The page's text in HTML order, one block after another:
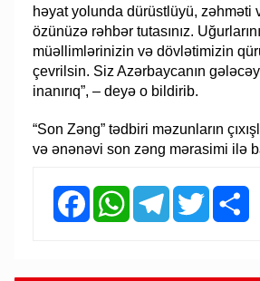
həyat yolunda dürüstlüyü, zəhməti
özünüzə rəhbər tutasınız.
müəllimlərinizin və dövlətimizin
çevrilsin. Siz Azərbaycanın
inanırıq”, – deyə o bildirib.
“Son Zəng” tədbiri məzunların
və ənənəvi son zəng mərasimi ilə
FacebookWhatsAppTelegramTwitter